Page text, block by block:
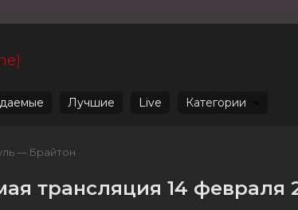
Лучшие Live Категории
— Брайтон
трансляция 14 февраля